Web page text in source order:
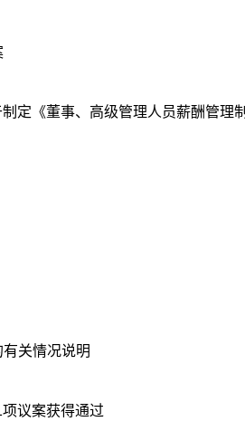
定《董事、高级管理人员薪酬管理
关情况说明
议案获得通过